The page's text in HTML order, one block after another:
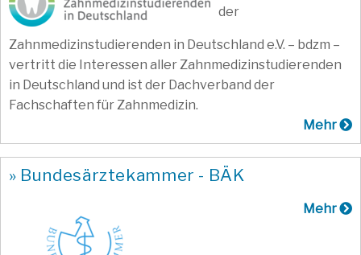
der
Zahnmedizinstudierenden in Deutschland e.V. – bdzm –
vertritt die Interessen aller Zahnmedizinstudierenden
in Deutschland und ist der Dachverband der
Fachschaften für Zahnmedizin.
Mehr
» Bundesärztekammer - BÄK
Mehr